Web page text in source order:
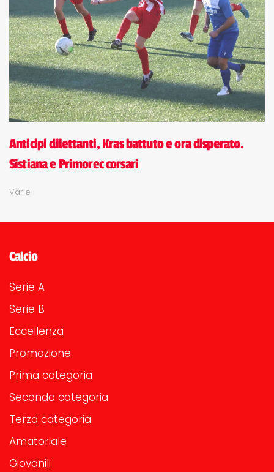
Anticipi dilettanti, Kras battuto e ora disperato.
Sistiana e Primorec corsari
Varie
Calcio
Serie A
Serie B
Eccellenza
Promozione
Prima categoria
Seconda categoria
Terza categoria
Amatoriale
Giovanili